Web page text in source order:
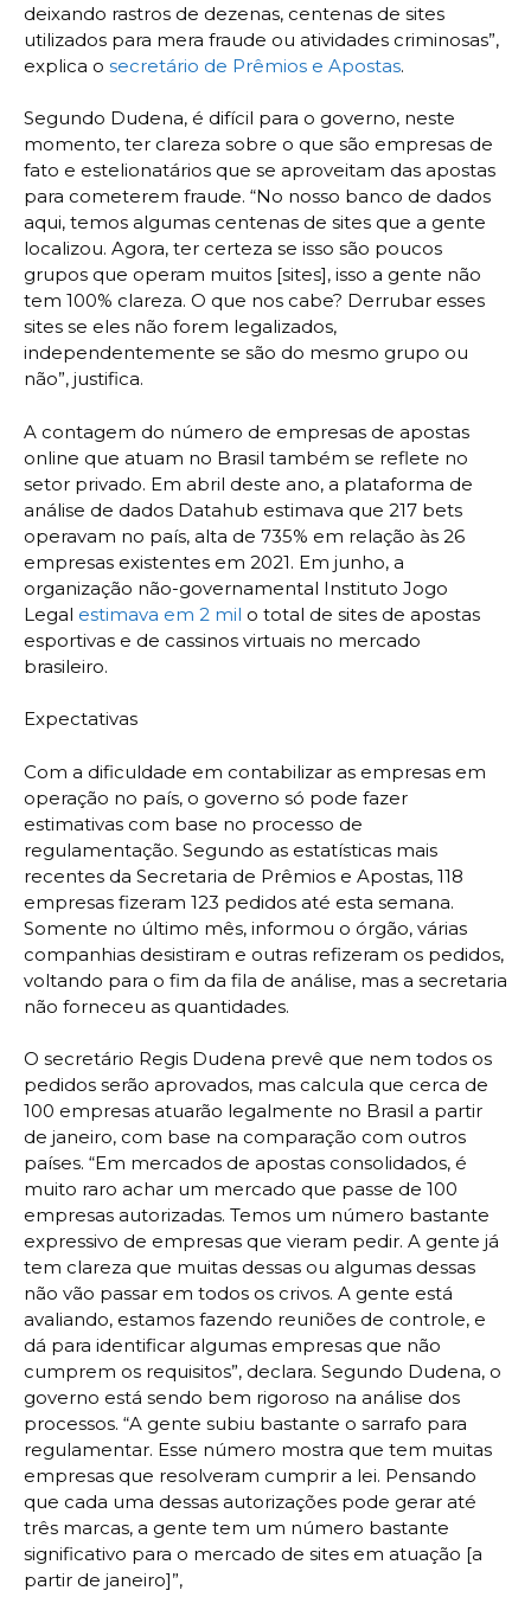
deixando rastros de dezenas, centenas de sites
utilizados para mera fraude ou atividades criminosas”,
explica o secretário de Prêmios e Apostas.
Segundo Dudena, é difícil para o governo, neste
momento, ter clareza sobre o que são empresas de
fato e estelionatários que se aproveitam das apostas
para cometerem fraude. “No nosso banco de dados
aqui, temos algumas centenas de sites que a gente
localizou. Agora, ter certeza se isso são poucos
grupos que operam muitos [sites], isso a gente não
tem 100% clareza. O que nos cabe? Derrubar esses
sites se eles não forem legalizados,
independentemente se são do mesmo grupo ou
não”, justifica.
A contagem do número de empresas de apostas
online que atuam no Brasil também se reflete no
setor privado. Em abril deste ano, a plataforma de
análise de dados Datahub estimava que 217 bets
operavam no país, alta de 735% em relação às 26
empresas existentes em 2021. Em junho, a
organização não-governamental Instituto Jogo
Legal estimava em 2 mil o total de sites de apostas
esportivas e de cassinos virtuais no mercado
brasileiro.
Expectativas
Com a dificuldade em contabilizar as empresas em
operação no país, o governo só pode fazer
estimativas com base no processo de
regulamentação. Segundo as estatísticas mais
recentes da Secretaria de Prêmios e Apostas, 118
empresas fizeram 123 pedidos até esta semana.
Somente no último mês, informou o órgão, várias
companhias desistiram e outras refizeram os pedidos,
voltando para o fim da fila de análise, mas a secretaria
não forneceu as quantidades.
O secretário Regis Dudena prevê que nem todos os
pedidos serão aprovados, mas calcula que cerca de
100 empresas atuarão legalmente no Brasil a partir
de janeiro, com base na comparação com outros
países. “Em mercados de apostas consolidados, é
muito raro achar um mercado que passe de 100
empresas autorizadas. Temos um número bastante
expressivo de empresas que vieram pedir. A gente já
tem clareza que muitas dessas ou algumas dessas
não vão passar em todos os crivos. A gente está
avaliando, estamos fazendo reuniões de controle, e
dá para identificar algumas empresas que não
cumprem os requisitos”, declara. Segundo Dudena, o
governo está sendo bem rigoroso na análise dos
processos. “A gente subiu bastante o sarrafo para
regulamentar. Esse número mostra que tem muitas
empresas que resolveram cumprir a lei. Pensando
que cada uma dessas autorizações pode gerar até
três marcas, a gente tem um número bastante
significativo para o mercado de sites em atuação [a
partir de janeiro]”,